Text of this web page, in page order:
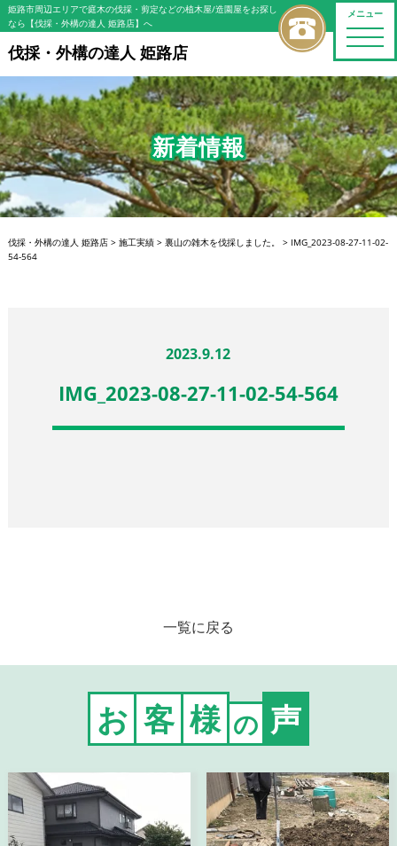
メニュー
toggle
姫路市周辺エリアで庭木の伐採・剪定などの植木屋/造園屋をお探し
なら【伐採・外構の達人 姫路店】へ
伐採・外構の達人 姫路店
新着情報
伐採・外構の達人 姫路店> 施工実績> 裏山の雑木を伐採しました。 > IMG_2023-08-27-11-02-
54-564
2023.9.12
IMG_2023-08-27-11-02-54-564
一覧に戻る
お 客 様 の 声